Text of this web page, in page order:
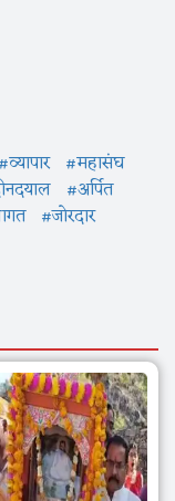
#व्यापार #महासंघ
#अर्पित
#जोरदार